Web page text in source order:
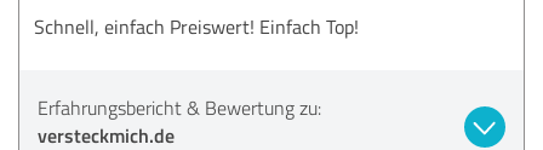
Schnell, einfach Preiswert! Einfach Top!
Erfahrungsbericht & Bewertung zu:
versteckmich.de